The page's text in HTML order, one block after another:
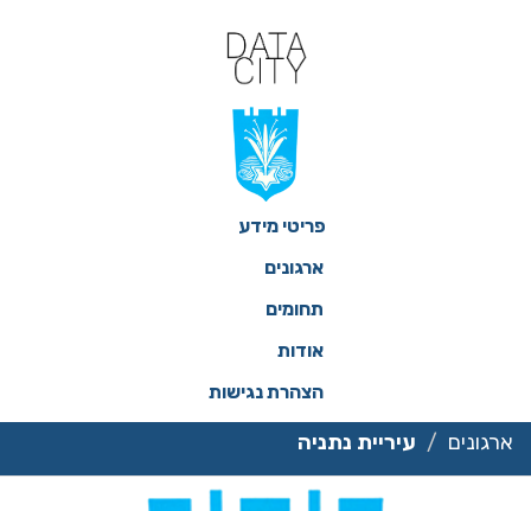
פריטי מידע
ארגונים
תחומים
אודות
הצהרת נגישות
ארגונים עיריית נתניה